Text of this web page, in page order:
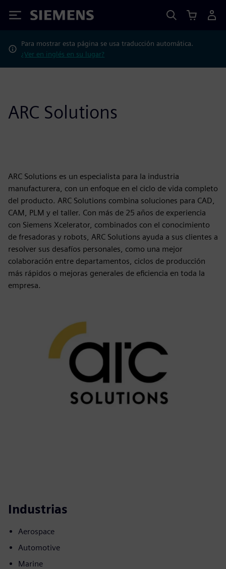
Siemens
Para mostrar esta página se usa traducción automática.
¿Ver en inglés en su lugar?
ARC Solutions
ARC Solutions es un especialista para la industria
manufacturera, con un enfoque en el ciclo de vida completo
del producto. ARC Solutions combina soluciones para CAD,
CAM, PLM y el taller. Con más de 25 años de experiencia
con Siemens Xcelerator, combinados con el conocimiento
de fresadoras y robots, ARC Solutions ayuda a sus clientes a
resolver sus desafíos personales, como una mejor
colaboración entre departamentos, ciclos de producción
más rápidos o mejoras generales de eficiencia en toda la
empresa.
Industrias
Aerospace
Automotive
Marine